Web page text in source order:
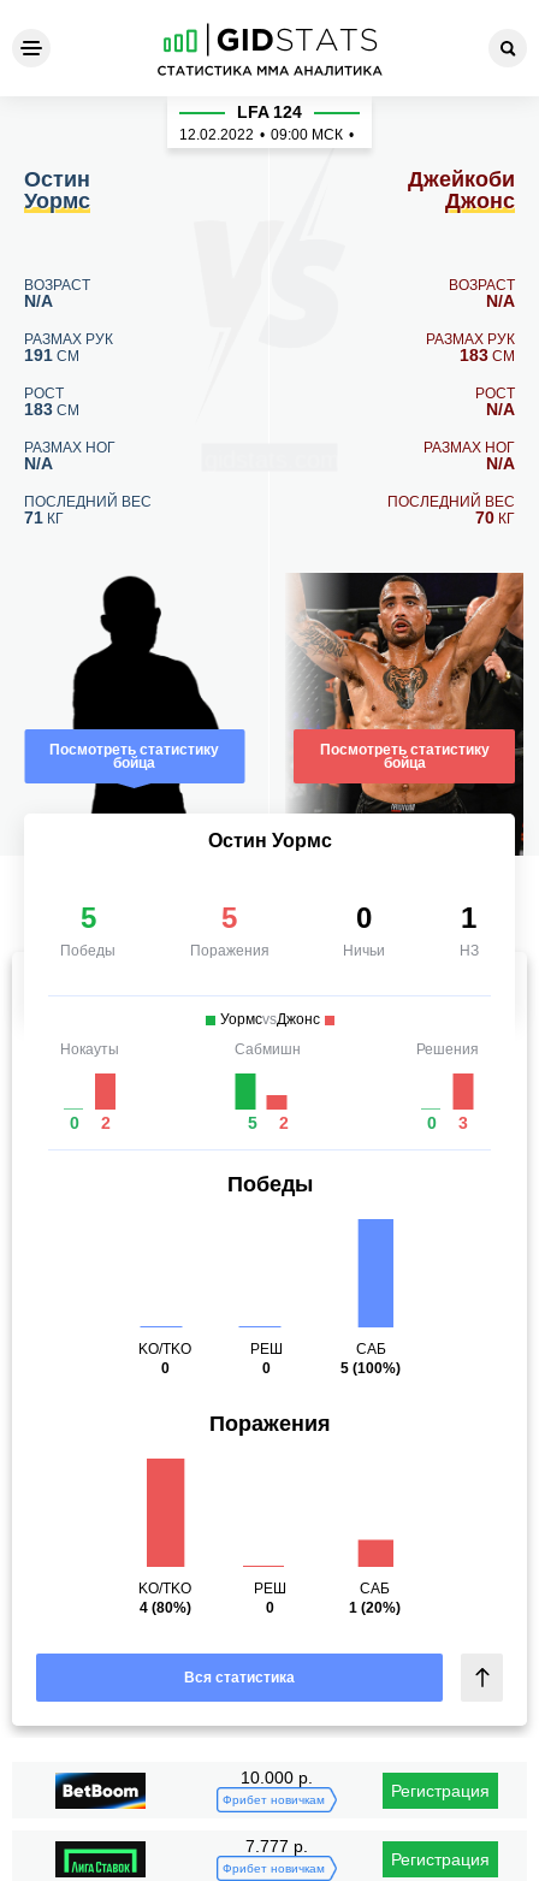
Остин Уормс - Джейкоби
Остин
Уормс
ВОЗРАСТ
N/A
РАЗМАХ РУК
191 СМ
РОСТ
183 СМ
РАЗМАХ НОГ
N/A
ПОСЛЕДНИЙ ВЕС
71 КГ
Посмотреть статистику
бойца
LFA 124
12.02.2022 • 09:00 МСК •
Джейкоби
Джонс
ВОЗРАСТ
N/A
РАЗМАХ РУК
183 СМ
РОСТ
N/A
РАЗМАХ НОГ
N/A
ПОСЛЕДНИЙ ВЕС
70 КГ
Посмотреть статистику
бойца
Остин Уормс
5
Победы
5
Поражения
0
Ничьи
1
НЗ
УормсvsДжонс
Нокауты
0 2
Сабмишн
5 2
Решения
0 3
Победы
KO/TKO
0
РЕШ
0
САБ
5 (100%)
Поражения
KO/TKO
4(80%)
РЕШ
0
САБ
1 (20%)
Вся статистика
10.000 р.
Фрибет новичкам Регистрация
7.777 р.
Фрибет новичкам Регистрация